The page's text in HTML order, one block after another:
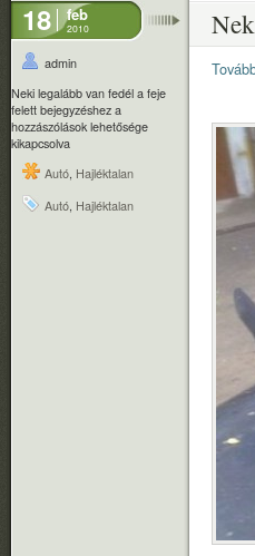
18 feb
2010
admin
Neki legalább van fedél a feje
felett bejegyzéshez a
hozzászólások lehetősége
kikapcsolva
Autó Hajléktalan
Autó Hajléktalan